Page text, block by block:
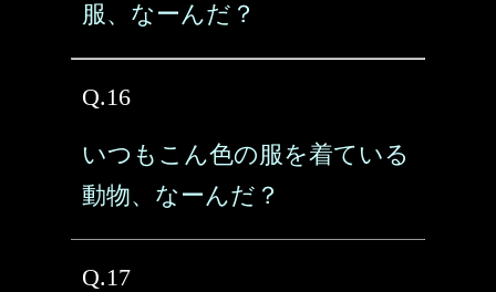
服、なーんだ？
Q.16
いつもこん色の服を着ている
動物、なーんだ？
Q.17